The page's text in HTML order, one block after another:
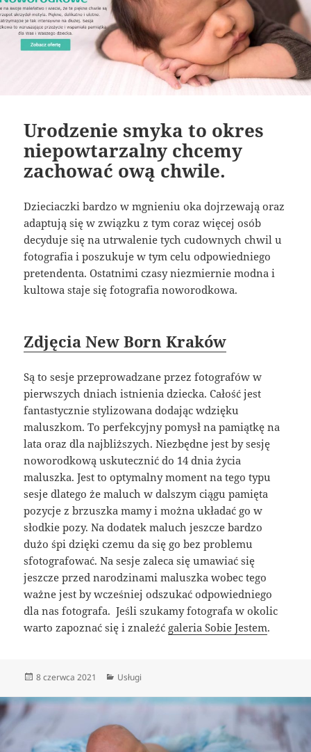
Urodzenie smyka to okres
niepowtarzalny chcemy
zachować ową chwile.
Dzieciaczki bardzo w mgnieniu oka dojrzewają oraz
adaptują się w związku z tym coraz więcej osób
decyduje się na utrwalenie tych cudownych chwil u
fotografia i poszukuje w tym celu odpowiedniego
pretendenta. Ostatnimi czasy niezmiernie modna i
kultowa staje się fotografia noworodkowa.
Zdjęcia New Born Kraków
Są to sesje przeprowadzane przez fotografów w
pierwszych dniach istnienia dziecka. Całość jest
fantastycznie stylizowana dodając wdzięku
maluszkom. To perfekcyjny pomysł na pamiątkę na
lata oraz dla najbliższych. Niezbędne jest by sesję
noworodkową uskutecznić do 14 dnia życia
maluszka. Jest to optymalny moment na tego typu
sesje dlatego że maluch w dalszym ciągu pamięta
pozycje z brzuszka mamy i można układać go w
słodkie pozy. Na dodatek maluch jeszcze bardzo
dużo śpi dzięki czemu da się go bez problemu
sfotografować. Na sesje zaleca się umawiać się
jeszcze przed narodzinami maluszka wobec tego
ważne jest by wcześniej odszukać odpowiedniego
dla nas fotografa. Jeśli szukamy fotografa w okolic
warto zapoznać się i znaleźć galeria Sobie Jestem.
Data
8 czerwca 2021 Kategorie
Usługi